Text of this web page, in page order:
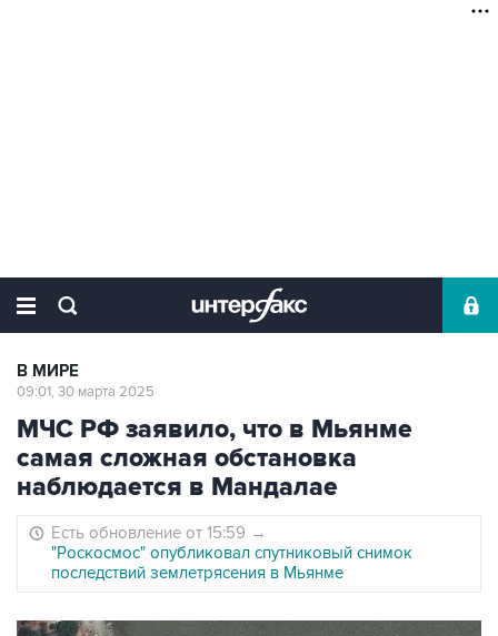
В МИРЕ
09:01, 30 марта 2025
МЧС РФ заявило, что в Мьянме
самая сложная обстановка
наблюдается в Мандалае
Есть обновление от 15:59 →
"Роскосмос" опубликовал спутниковый снимок
последствий землетрясения в Мьянме